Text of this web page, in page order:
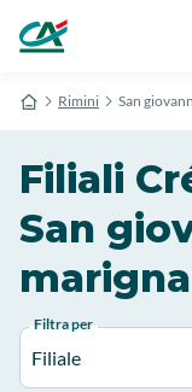
Rimini San
Filiali
San
Filtra per
Filiale